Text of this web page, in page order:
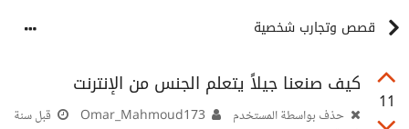
قصص وتجارب شخصية
11
كيف صنعنا جيلاً يتعلم الجنس من الإنترنت
حذف بواسطة المستخدم
قبل سنة